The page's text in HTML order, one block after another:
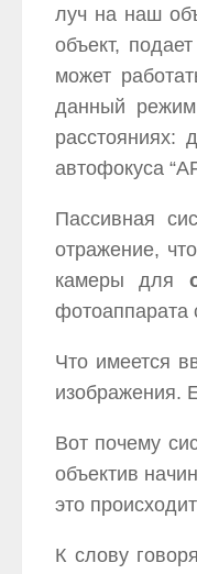
луч на наш
объект,
может
данный режим
расстояниях:
автофокуса
Пассивная
отражение,
камеры для
фотоаппарата
Что имеется
изображения.
Вот почему
объектив
это
К слову